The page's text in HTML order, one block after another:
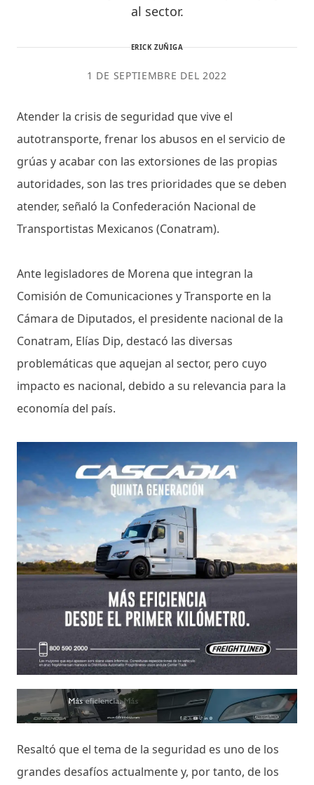
al sector.
ERICK ZUÑIGA
1 DE SEPTIEMBRE DEL 2022
Atender la crisis de seguridad que vive el
autotransporte, frenar los abusos en el servicio de
grúas y acabar con las extorsiones de las propias
autoridades, son las tres prioridades que se deben
atender, señaló la Confederación Nacional de
Transportistas Mexicanos (Conatram).
Ante legisladores de Morena que integran la
Comisión de Comunicaciones y Transporte en la
Cámara de Diputados, el presidente nacional de la
Conatram, Elías Dip, destacó las diversas
problemáticas que aquejan al sector, pero cuyo
impacto es nacional, debido a su relevancia para la
economía del país.
Resaltó que el tema de la seguridad es uno de los
grandes desafíos actualmente y, por tanto, de los